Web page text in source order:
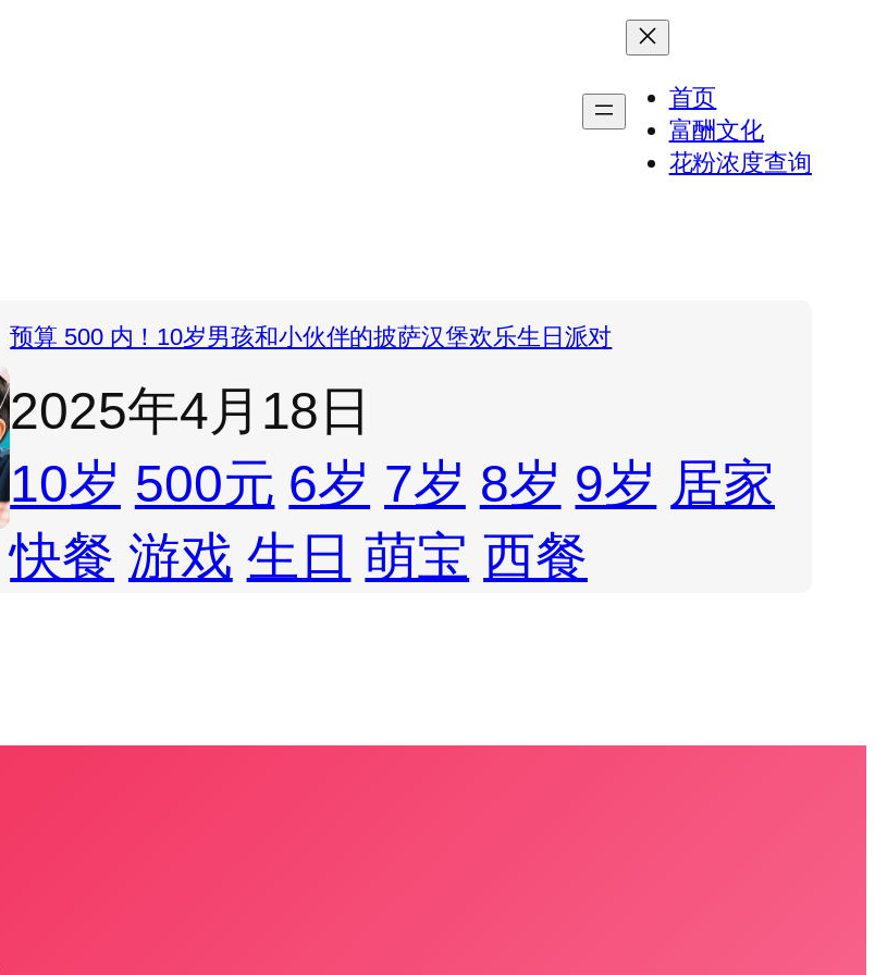
首页
富酬文化
花粉浓度查询
预算 500 内！10岁男孩和小伙伴的披萨汉堡欢乐生日派对
2025年4月18日
10岁 500元 6岁 7岁 8岁 9岁 居家
快餐 游戏 生日 萌宝 西餐